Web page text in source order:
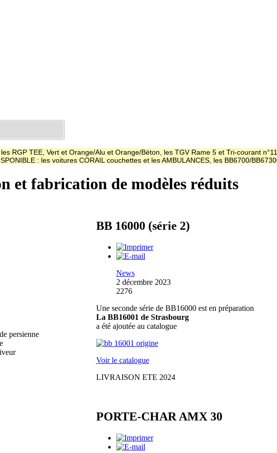
RGP TEE, Vert et Orange/Alu et Orange/Béton, les TGV Rame 5 et Tri-courant
: les voitures CORAIL couchettes et les AMBULANCES, les BB6700/
et fabrication de modèles réduits
persienne
BB 16000 (série 2)
News
2 décembre 2023
2276
Une seconde série de BB16000 est en préparation
La BB16001 de Strasbourg
a été ajoutée au catalogue
Voir le catalogue
LIVRAISON ETE 2024
PORTE-CHAR AMX 30